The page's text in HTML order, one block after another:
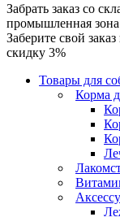
Забрать заказ со
промышленная
Заберите свой
скидку 3%
Товары для
Корма